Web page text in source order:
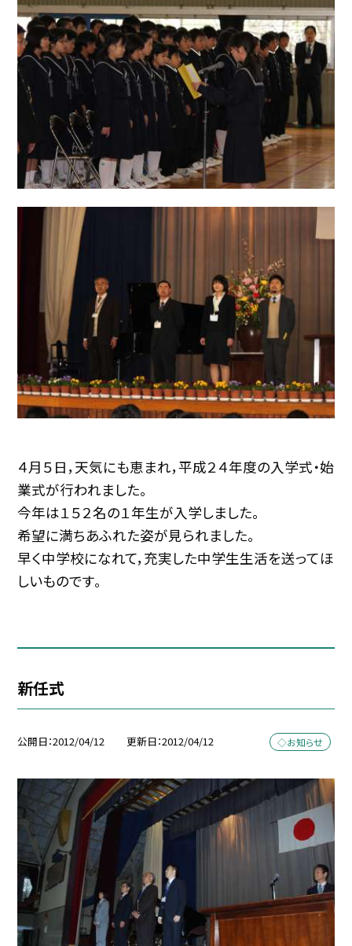
４月５日，天気にも恵まれ，平成２４年度の入学式・始
業式が行われました。
今年は１５２名の１年生が入学しました。
希望に満ちあふれた姿が見られました。
早く中学校になれて，充実した中学生生活を送ってほ
しいものです。
新任式
公開日 2012/04/12 更新日 2012/04/12 ◇お知らせ